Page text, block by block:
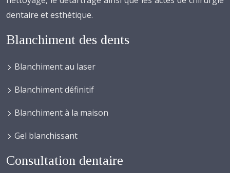
dentaire et esthétique.
Blanchiment des dents
Blanchiment au laser
Blanchiment définitif
Blanchiment à la maison
Gel blanchissant
Consultation dentaire